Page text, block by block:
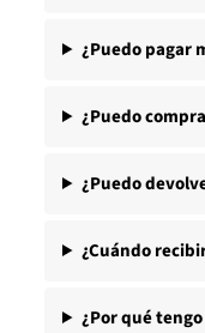
¿Puedo pagar
¿Puedo
¿Puedo
¿Cuándo
¿Por qué